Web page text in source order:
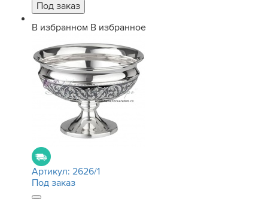
В избранном В избранное
Артикул: 2626/1
Под заказ